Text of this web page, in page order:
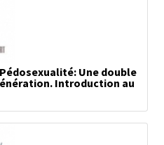
Une double
Introduction au